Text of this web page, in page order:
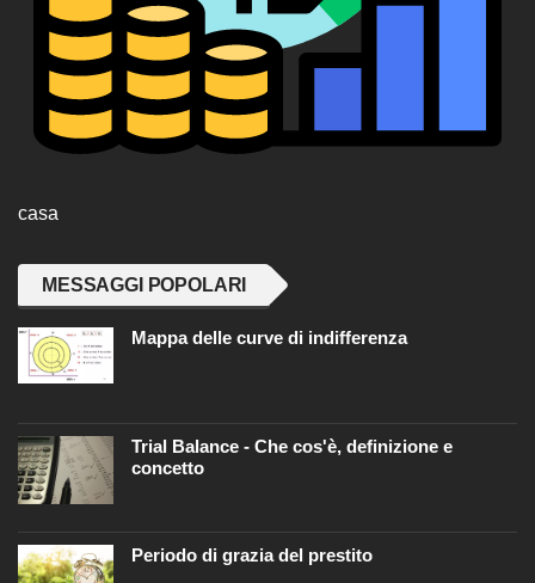
casa
MESSAGGI POPOLARI
Mappa delle curve di indifferenza
Trial Balance - Che cos'è, definizione e
concetto
Periodo di grazia del prestito